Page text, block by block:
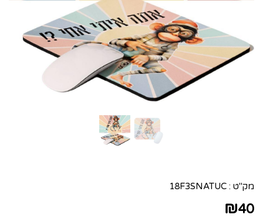
מק"ט : 18F3SNATUC
₪40